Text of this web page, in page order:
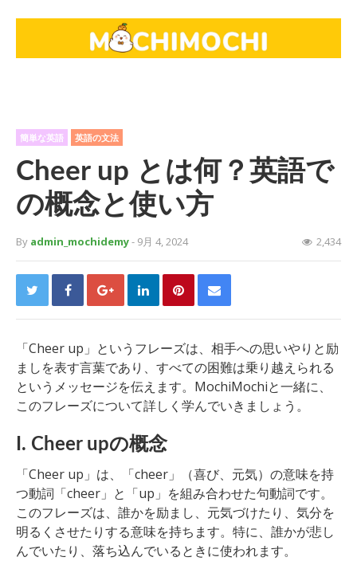
簡単な英語 英語の文法
Cheer up とは何？英語で
の概念と使い方
By admin_mochidemy- 9月 4, 2024 2,434
「Cheer up」というフレーズは、相手への思いやりと励
ましを表す言葉であり、すべての困難は乗り越えられる
というメッセージを伝えます。MochiMochiと一緒に、
このフレーズについて詳しく学んでいきましょう。
I. Cheer upの概念
「Cheer up」は、「cheer」（喜び、元気）の意味を持
つ動詞「cheer」と「up」を組み合わせた句動詞です。
このフレーズは、誰かを励まし、元気づけたり、気分を
明るくさせたりする意味を持ちます。特に、誰かが悲し
んでいたり、落ち込んでいるときに使われます。